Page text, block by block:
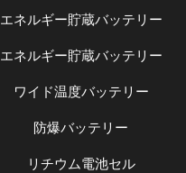
エネルギー貯蔵バッテリー
エネルギー貯蔵バッテリー
ワイド温度バッテリー
防爆バッテリー
リチウム電池セル